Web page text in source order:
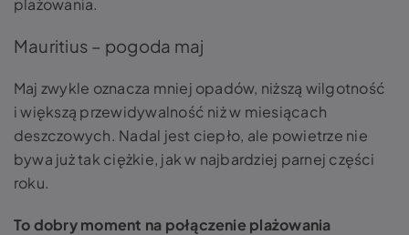
plażowania.
Mauritius – pogoda maj
Maj zwykle oznacza mniej opadów, niższą wilgotność
i większą przewidywalność niż w miesiącach
deszczowych. Nadal jest ciepło, ale powietrze nie
bywa już tak ciężkie, jak w najbardziej parnej części
roku.
To dobry moment na połączenie plażowania